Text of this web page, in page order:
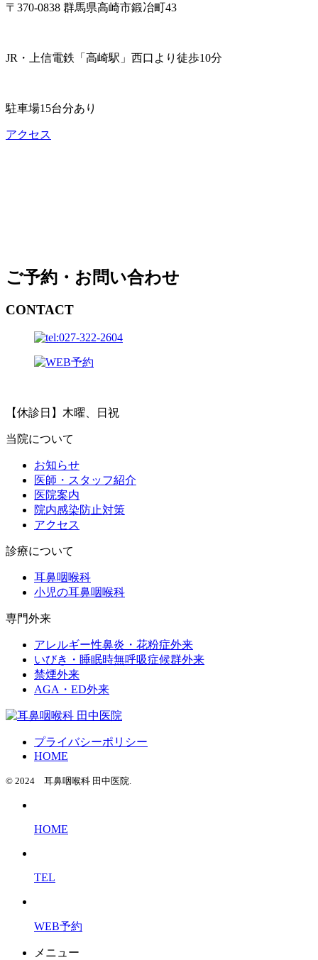
〒370-0838 群馬県高崎市鍛冶町43
JR・上信電鉄「高崎駅」西口より徒歩10分
駐車場15台分あり
アクセス
ご予約・お問い合わせ
CONTACT
【休診日】木曜、日祝
当院について
お知らせ
医師・スタッフ紹介
医院案内
院内感染防止対策
アクセス
診療について
耳鼻咽喉科
小児の耳鼻咽喉科
専門外来
アレルギー性鼻炎・花粉症外来
いびき・睡眠時無呼吸症候群外来
禁煙外来
AGA・ED外来
プライバシーポリシー
HOME
© 2024 耳鼻咽喉科 田中医院.
HOME
TEL
WEB予約
メニュー